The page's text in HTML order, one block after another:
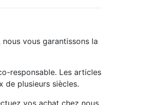
vous garantissons la
responsable. Les articles
de plusieurs siècles.